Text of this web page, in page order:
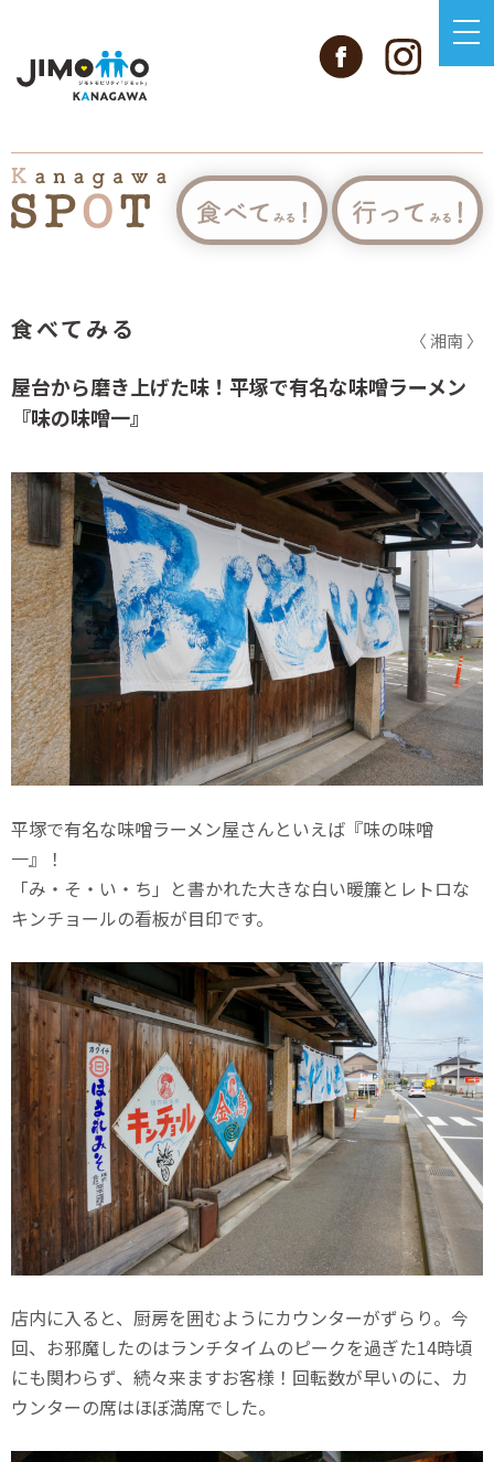
食べてみる 〈 湘南 〉
屋台から磨き上げた味！平塚で有名な味噌ラーメン
『味の味噌一』
平塚で有名な味噌ラーメン屋さんといえば『味の味噌
一』！
「み・そ・い・ち」と書かれた大きな白い暖簾とレトロな
キンチョールの看板が目印です。
店内に入ると、厨房を囲むようにカウンターがずらり。今
回、お邪魔したのはランチタイムのピークを過ぎた14時頃
にも関わらず、続々来ますお客様！回転数が早いのに、カ
ウンターの席はほぼ満席でした。